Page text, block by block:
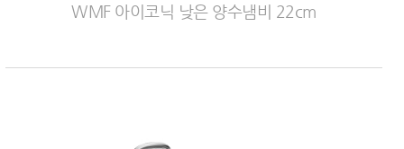
WMF 아이코닉 낮은 양수냄비 22cm